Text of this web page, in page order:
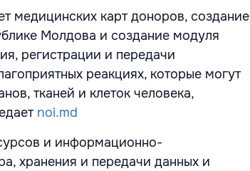
медицинских карт доноров, создание
Молдова и создание модуля
регистрации и передачи
реакциях, которые могут
тканей и клеток человека,
noi.md
и информационно-
хранения и передачи данных и